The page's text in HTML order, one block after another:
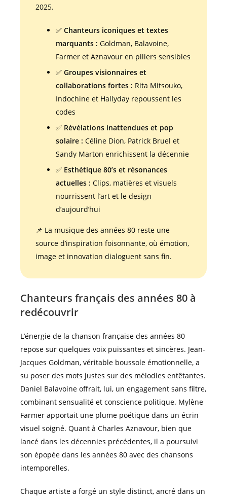
2025.
✅ Chanteurs iconiques et textes
marquants : Goldman, Balavoine,
Farmer et Aznavour en piliers sensibles
✅ Groupes visionnaires et
collaborations fortes : Rita Mitsouko,
Indochine et Hallyday repoussent les
codes
✅ Révélations inattendues et pop
solaire : Céline Dion, Patrick Bruel et
Sandy Marton enrichissent la décennie
✅ Esthétique 80’s et résonances
actuelles : Clips, matières et visuels
nourrissent l’art et le design
d’aujourd’hui
📌 La musique des années 80 reste une
source d’inspiration foisonnante, où émotion,
image et innovation dialoguent sans fin.
Chanteurs français des années 80 à
redécouvrir
L’énergie de la chanson française des années 80
repose sur quelques voix puissantes et sincères. Jean-
Jacques Goldman, véritable boussole émotionnelle, a
su poser des mots justes sur des mélodies entêtantes.
Daniel Balavoine offrait, lui, un engagement sans filtre,
combinant sensualité et conscience politique. Mylène
Farmer apportait une plume poétique dans un écrin
visuel soigné. Quant à Charles Aznavour, bien que
lancé dans les décennies précédentes, il a poursuivi
son épopée dans les années 80 avec des chansons
intemporelles.
Chaque artiste a forgé un style distinct, ancré dans un